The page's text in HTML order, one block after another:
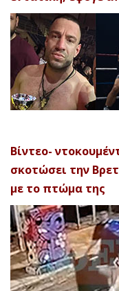
Βίντεο-
σκοτώσει την
με το πτώμα της